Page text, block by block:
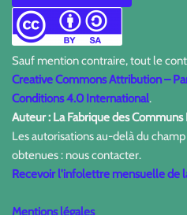
Sauf mention contraire, tout le
Creative Commons Attribution –
Conditions 4.0 International.
Auteur : La Fabrique des Communs
Les autorisations au-delà du
obtenues : nous contacter.
Recevoir l'infolettre mensuelle de
Mentions légales